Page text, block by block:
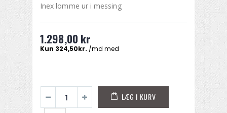
Inex lomme ur i messing
1.298,00 kr
LÆG I KURV